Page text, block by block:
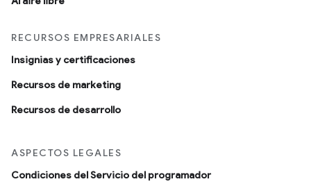
RECURSOS EMPRESARIALES
Insignias y certificaciones
Recursos de marketing
Recursos de desarrollo
ASPECTOS LEGALES
Condiciones del Servicio del programador